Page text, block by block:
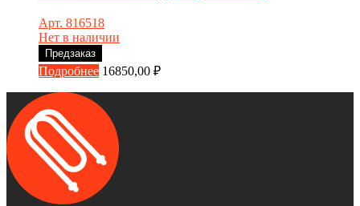
Арт. 816518
Нет в наличии
Предзаказ
Подробнее 16850,00 ₽